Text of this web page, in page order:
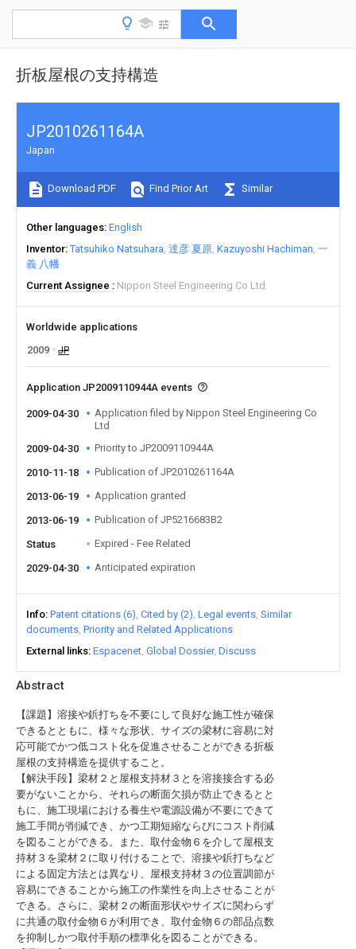
折板屋根の支持構造
Abstract
【課題】溶接や鋲打ちを不要にして良好な施工性が確保
できるとともに、様々な形状、サイズの梁材に容易に対
応可能でかつ低コスト化を促進させることができる折板
屋根の支持構造を提供すること。
【解決手段】梁材２と屋根支持材３とを溶接接合する必
要がないことから、それらの断面欠損が防止できるとと
もに、施工現場における養生や電源設備が不要にできて
施工手間が削減でき、かつ工期短縮ならびにコスト削減
を図ることができる。また、取付金物６を介して屋根支
持材３を梁材２に取り付けることで、溶接や鋲打ちなど
による固定方法とは異なり、屋根支持材３の位置調節が
容易にできることから施工の作業性を向上させることが
できる。さらに、梁材２の断面形状やサイズに関わらず
に共通の取付金物６が利用でき、取付金物６の部品点数
を抑制しかつ取付手順の標準化を図ることができる。
JP2010261164A
Japan
Download PDF Find Prior Art Similar
Other languages English
Inventor Tatsuhiko Natsuhara 達彦 夏原 Kazuyoshi Hachiman 一
義 八幡
Current Assignee
Nippon Steel Engineering Co Ltd
Worldwide applications
2009
JP
Application JP2009110944A events
2009-04-30
Application filed by Nippon Steel Engineering Co
Ltd
2009-04-30
Priority to JP2009110944A
2010-11-18 Publication of JP2010261164A
2013-06-19 Application granted
2013-06-19 Publication of JP5216683B2
Status Expired - Fee Related
2029-04-30 Anticipated expiration
Info Patent citations (6) Cited by (2) Legal events Similar
documents Priority and Related Applications
External links Espacenet Global Dossier Discuss